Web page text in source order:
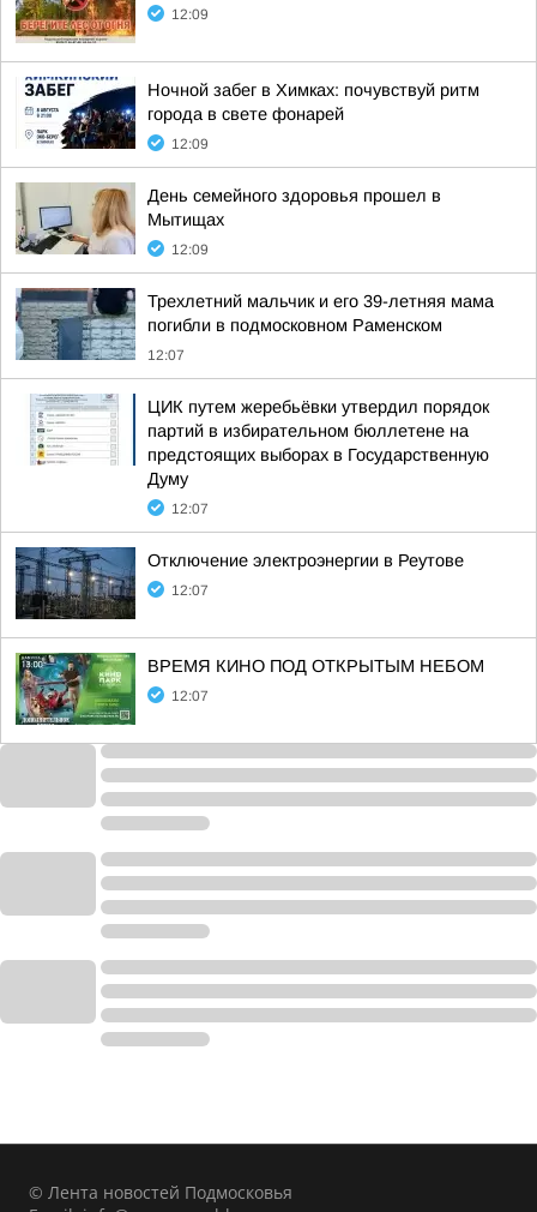
12:09
Ночной забег в Химках: почувствуй ритм
города в свете фонарей
12:09
День семейного здоровья прошел в
Мытищах
12:09
Трехлетний мальчик и его 39-летняя мама
погибли в подмосковном Раменском
12:07
ЦИК путем жеребьёвки утвердил порядок
партий в избирательном бюллетене на
предстоящих выборах в Государственную
Думу
12:07
Отключение электроэнергии в Реутове
12:07
ВРЕМЯ КИНО ПОД ОТКРЫТЫМ НЕБОМ
12:07
© Лента новостей Подмосковья